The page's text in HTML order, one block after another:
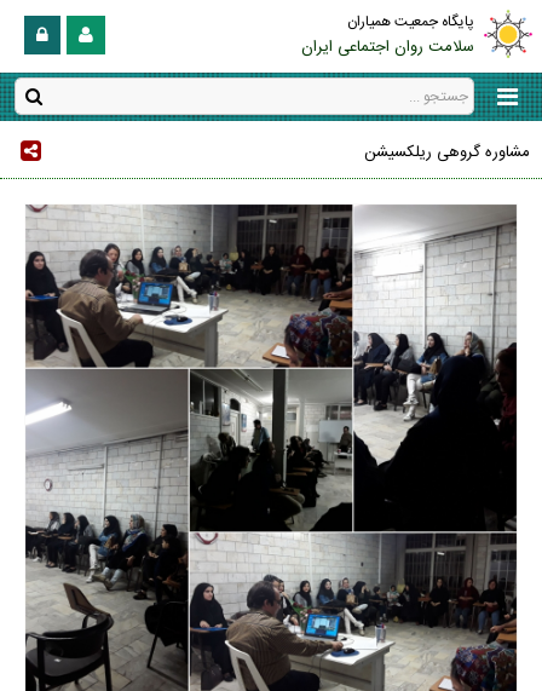
پایگاه جمعیت همیاران
سلامت روان اجتماعی ایران
مشاوره گروهی ریلکسیشن